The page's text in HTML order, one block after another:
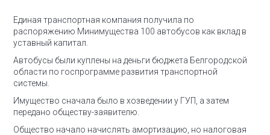
Единая транспортная компания получила по
распоряжению Минимущества 100 автобусов как вклад в
уставный капитал.
Автобусы были куплены на деньги бюджета Белгородской
области по госпрограмме развития транспортной
системы.
Имущество сначала было в хозведении у ГУП, а затем
передано обществу-заявителю.
Общество начало начислять амортизацию, но налоговая